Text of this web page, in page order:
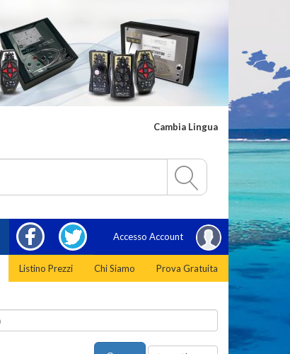
Cambia Lingua
Accesso Account
FACEBOOKTWITTER
Listino Prezzi Chi Siamo Prova Gratuita